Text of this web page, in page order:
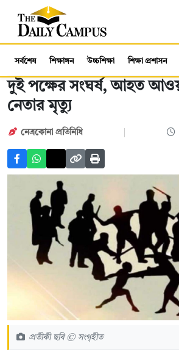
সর্বশেষ শিক্ষাঙ্গন উচ্চশিক্ষা শিক্ষা প্রশাসন
দুই পক্ষের সংঘর্ষ, আহত
নেতার মৃত্যু
নেত্রকোনা প্রতিনিধি
প্রতীকী ছবি © সংগৃহীত